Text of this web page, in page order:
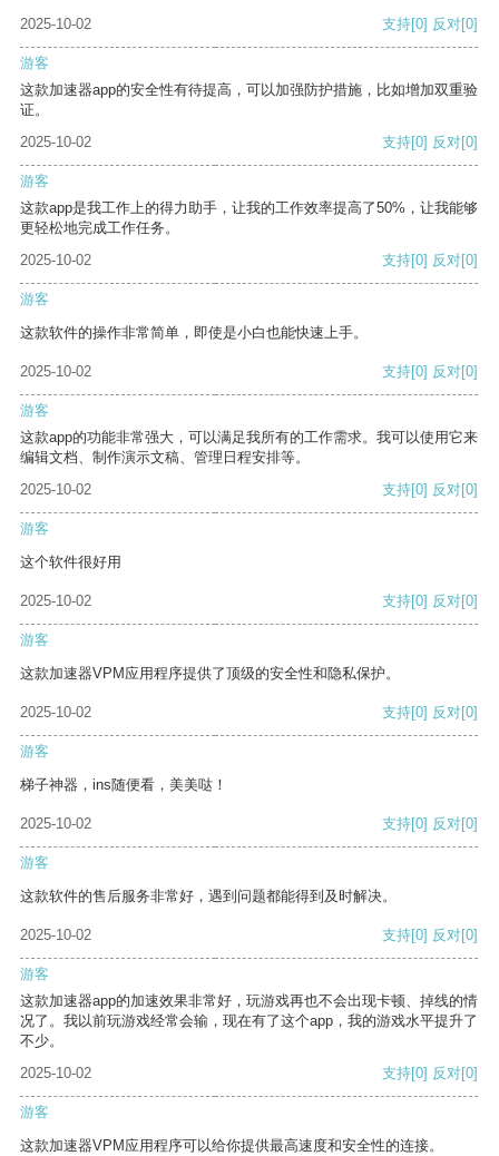
2025-10-02 支持[0] 反对[0]
游客
这款加速器app的安全性有待提高，可以加强防护措施，比如增加双重验
证。
2025-10-02
支持[0] 反对[0]
游客
这款app是我工作上的得力助手，让我的工作效率提高了50%，让我能够
更轻松地完成工作任务。
2025-10-02
支持[0] 反对[0]
游客
这款软件的操作非常简单，即使是小白也能快速上手。
2025-10-02 支持[0] 反对[0]
游客
这款app的功能非常强大，可以满足我所有的工作需求。我可以使用它来
编辑文档、制作演示文稿、管理日程安排等。
2025-10-02
支持[0] 反对[0]
游客
这个软件很好用
2025-10-02 支持[0] 反对[0]
游客
这款加速器VPM应用程序提供了顶级的安全性和隐私保护。
2025-10-02 支持[0] 反对[0]
游客
梯子神器，ins随便看，美美哒！
2025-10-02 支持[0] 反对[0]
游客
这款软件的售后服务非常好，遇到问题都能得到及时解决。
2025-10-02 支持[0] 反对[0]
游客
这款加速器app的加速效果非常好，玩游戏再也不会出现卡顿、掉线的情
况了。我以前玩游戏经常会输，现在有了这个app，我的游戏水平提升了
不少。
2025-10-02
支持[0] 反对[0]
游客
这款加速器VPM应用程序可以给你提供最高速度和安全性的连接。